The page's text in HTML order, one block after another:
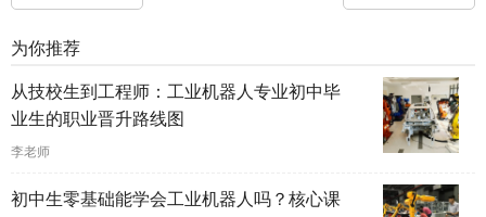
为你推荐
从技校生到工程师：工业机器人专业初中毕
业生的职业晋升路线图
李老师
初中生零基础能学会工业机器人吗？核心课